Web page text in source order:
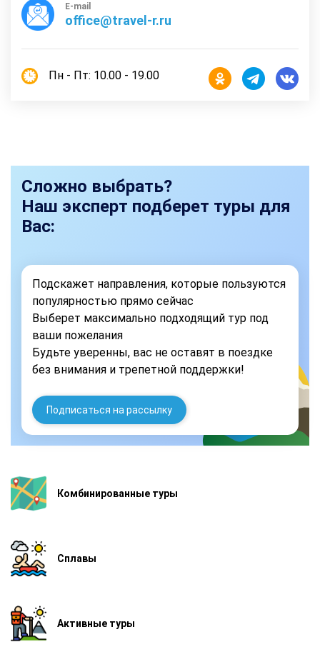
E-mail
office@travel-r.ru
Пн - Пт: 10.00 - 19.00
Сложно выбрать?
Наш эксперт подберет туры для
Вас:
Подскажет направления, которые пользуются
популярностью прямо сейчас
Выберет максимально подходящий тур под
ваши пожелания
Будьте уверенны, вас не оставят в поездке
без внимания и трепетной поддержки!
Подписаться на рассылку
Комбинированные туры
Сплавы
Активные туры